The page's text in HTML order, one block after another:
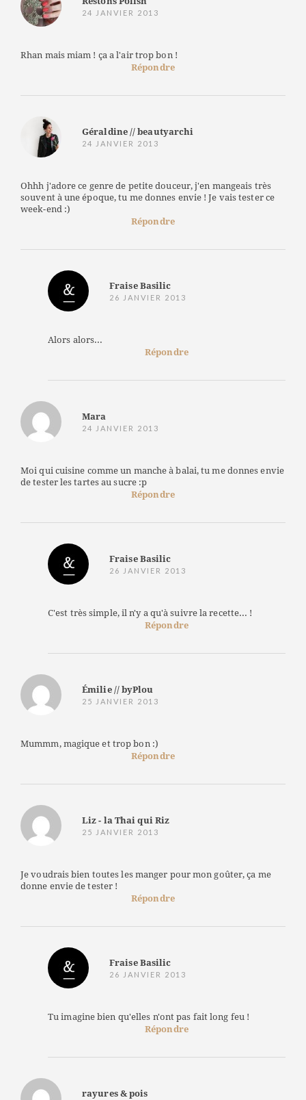
24 JANVIER 2013
Rhan mais miam ! ça a l'air trop bon !
Répondre
Géraldine // beautyarchi
24 JANVIER 2013
Ohhh j'adore ce genre de petite douceur, j'en mangeais très
souvent à une époque, tu me donnes envie ! Je vais tester ce
week-end :)
Répondre
Fraise Basilic
26 JANVIER 2013
Alors alors...
Répondre
Mara
24 JANVIER 2013
Moi qui cuisine comme un manche à balai, tu me donnes envie
de tester les tartes au sucre :p
Répondre
Fraise Basilic
26 JANVIER 2013
C'est très simple, il n'y a qu'à suivre la recette... !
Répondre
Émilie // byPlou
25 JANVIER 2013
Mummm, magique et trop bon :)
Répondre
Liz - la Thai qui Riz
25 JANVIER 2013
Je voudrais bien toutes les manger pour mon goûter, ça me
donne envie de tester !
Répondre
Fraise Basilic
26 JANVIER 2013
Tu imagine bien qu'elles n'ont pas fait long feu !
Répondre
rayures & pois